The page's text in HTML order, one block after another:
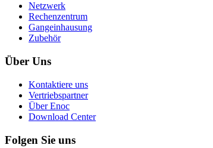
Netzwerk
Rechenzentrum
Gangeinhausung
Zubehör
Über Uns
Kontaktiere uns
Vertriebspartner
Über Enoc
Download Center
Folgen Sie uns